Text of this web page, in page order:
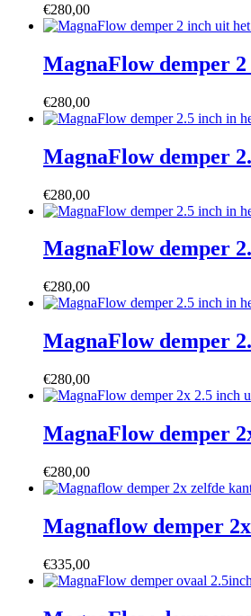
€280,00
MagnaFlow demper
€280,00
MagnaFlow demper
€280,00
MagnaFlow demper
€280,00
MagnaFlow demper
€280,00
MagnaFlow demper
€280,00
Magnaflow demper
€335,00